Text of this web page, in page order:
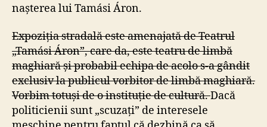
nașterea lui Tamási Áron.
Expoziția stradală este amenajată de Teatrul
„Tamási Áron”, care da, este teatru de limbă
maghiară și probabil echipa de acolo s-a gândit
exclusiv la publicul vorbitor de limbă maghiară.
Vorbim totuși de o instituție de cultură.Dacă
politicienii sunt „scuzați” de interesele